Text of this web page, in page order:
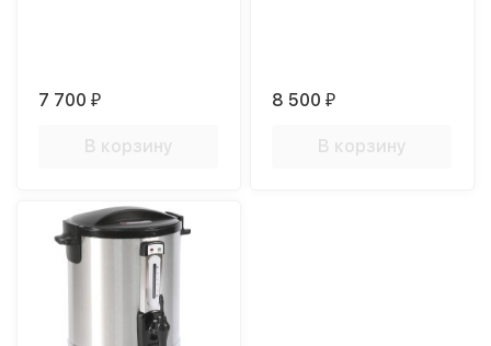
7 700₽
В корзину
8 500₽
В корзину